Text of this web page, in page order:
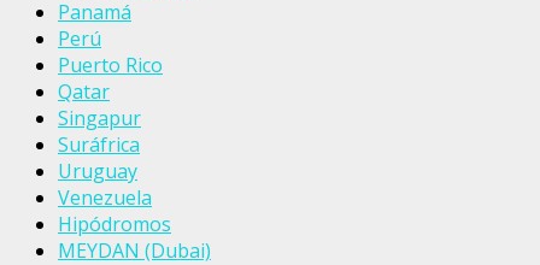
Panamá
Perú
Puerto Rico
Qatar
Singapur
Suráfrica
Uruguay
Venezuela
Hipódromos
MEYDAN (Dubai)